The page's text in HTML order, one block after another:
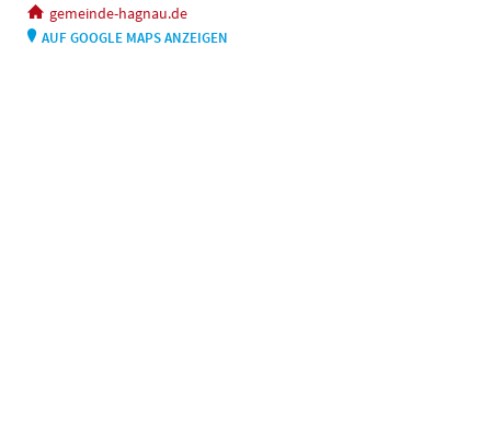
gemeinde-hagnau.de
AUF GOOGLE MAPS ANZEIGEN